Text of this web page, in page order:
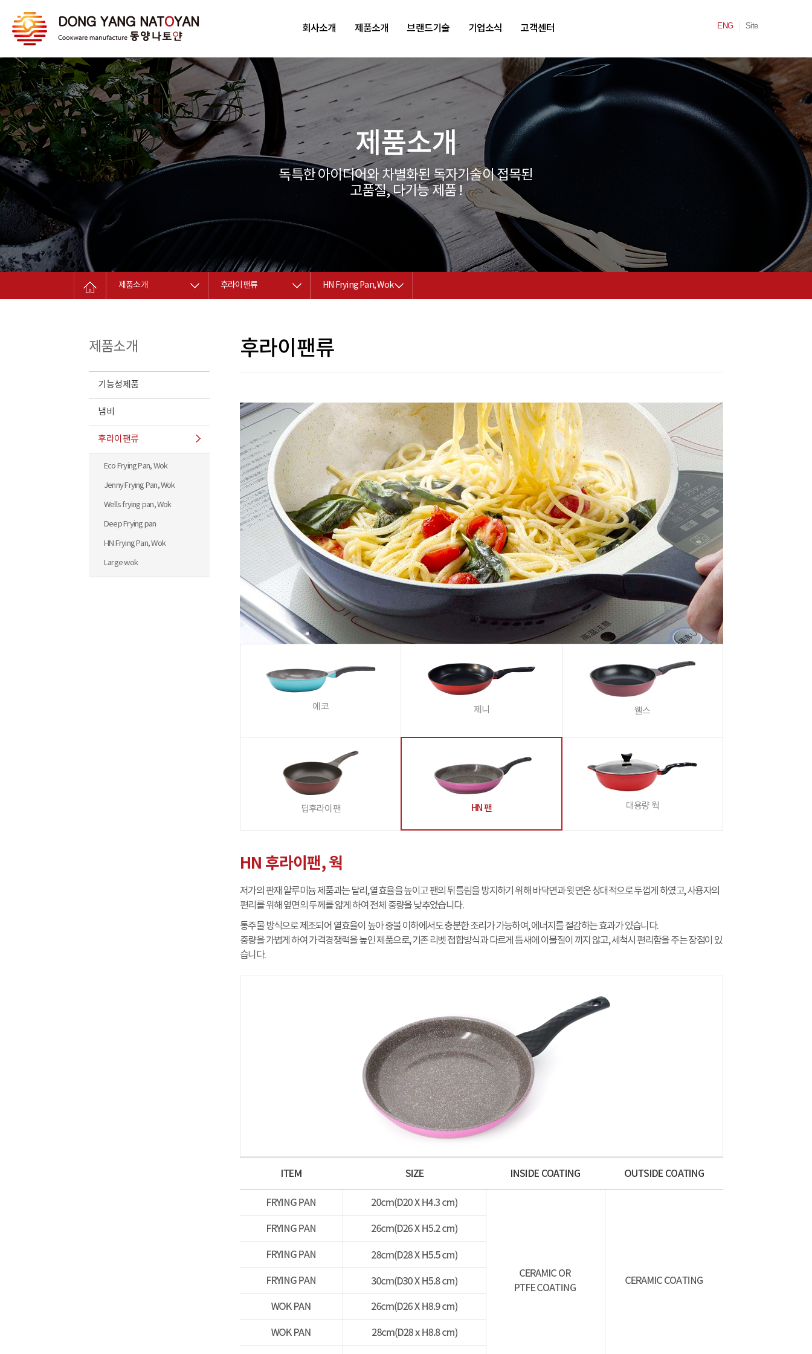
회사소개 제품소개 브랜드기술 기업소식 고객센터 ENG Site
제품소개
독특한 아이디어와 차별화된 독자기술이 접목된
고품질, 다기능 제품 !
제품소개 후라이팬류 HN Frying Pan, Wok
제품소개
기능성제품
냄비
후라이팬류
Eco Frying Pan, Wok
Jenny Frying Pan, Wok
Wells frying pan, Wok
Deep Frying pan
HN Frying Pan, Wok
Large wok
후라이팬류
에코 제니 웰스
딥후라이팬 HN 팬 대용량 웍
HN 후라이팬, 웍
저가의 판재 알루미늄 제품과는 달리, 열효율을 높이고 팬의 뒤틀림을 방지하기 위해 바닥면과 윗면은 상대적으로 두껍게 하였고, 사용자의
편리를 위해 옆면의 두께를 얇게 하여 전체 중량을 낮추었습니다.
통주물 방식으로 제조되어 열효율이 높아 중불 이하에서도 충분한 조리가 가능하여, 에너지를 절감하는 효과가 있습니다.
중량을 가볍게 하여 가격경쟁력을 높인 제품으로, 기존 리벳 접합방식과 다르게 틈새에 이물질이 끼지 않고, 세척시 편리함을 주는 장점이 있
습니다.